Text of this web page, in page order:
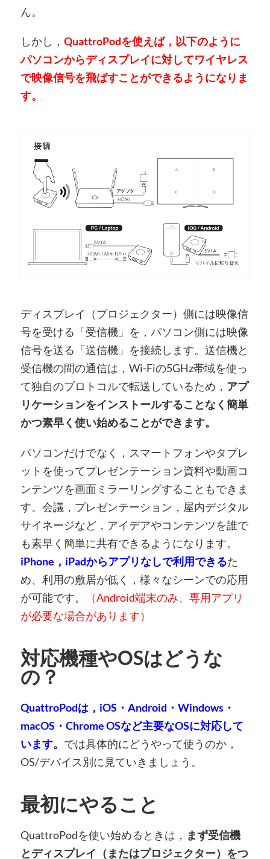
ん。
しかし， QuattroPodを使えば，以下のように
パソコンからディスプレイに対してワイヤレス
で映像信号を飛ばすことができるようになりま
す。
ディスプレイ（プロジェクター）側には映像信
号を受ける「受信機」を，パソコン側には映像
信号を送る「送信機」を接続します。送信機と
受信機の間の通信は，Wi-Fiの5GHz帯域を使っ
て独自のプロトコルで転送しているため， アプ
リケーションをインストールすることなく簡単
かつ素早く使い始めることができます。
パソコンだけでなく，スマートフォンやタブレ
ットを使ってプレゼンテーション資料や動画コ
ンテンツを画面ミラーリングすることもできま
す。会議，プレゼンテーション，屋内デジタル
サイネージなど，アイデアやコンテンツを誰で
も素早く簡単に共有できるようになります。
iPhone，iPadからアプリなしで利用できるた
め、利用の敷居が低く，様々なシーンでの応用
が可能です。
（Android端末のみ、専用アプリ
が必要な場合があります）
対応機種やOSはどうな
の？
QuattroPodは，iOS・Android・Windows・
macOS・Chrome OSなど主要なOSに対応して
います。 では具体的にどうやって使うのか，
OS/デバイス別に見ていきましょう。
最初にやること
QuattroPodを使い始めるときは， まず受信機
とディスプレイ（またはプロジェクター）をつ